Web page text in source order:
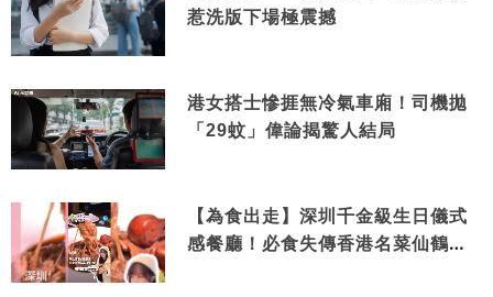
惹洗版下場極震撼
港女搭士慘捱無冷氣車廂！司機拋
「29蚊」偉論揭驚人結局
【為食出走】深圳千金級生日儀式
感餐廳！必食失傳香港名菜仙鶴神